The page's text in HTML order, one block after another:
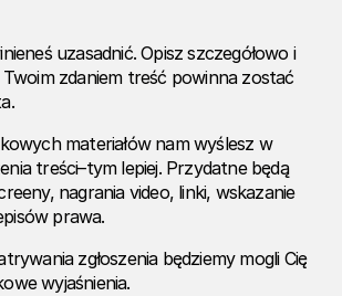
uzasadnić. Opisz szczegółowo i
Twoim zdaniem treść powinna zostać
materiałów nam wyślesz w
treści–tym lepiej. Przydatne będą
nagrania video, linki, wskazanie
prawa.
zgłoszenia będziemy mogli Cię
wyjaśnienia.